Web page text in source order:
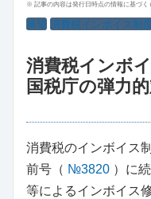
※ 記事の内容は発行日時点の情報に基づく
展望 消費税インボイス制
消費税インボ
国税庁の弾力
消費税のインボイス
前号（ №3820 ）に
等によるインボイス